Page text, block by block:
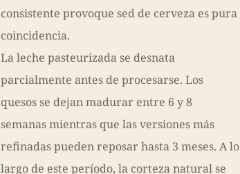
consistente provoque sed de cerveza es pura
coincidencia.
La leche pasteurizada se desnata
parcialmente antes de procesarse. Los
quesos se dejan madurar entre 6 y 8
semanas mientras que las versiones más
refinadas pueden reposar hasta 3 meses. A lo
largo de este período, la corteza natural se